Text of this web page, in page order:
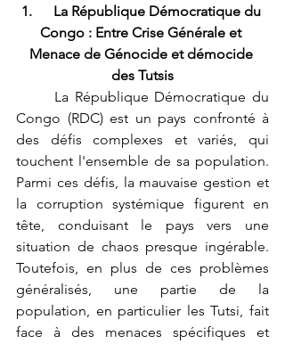
1.      La République Démocratique du
Congo : Entre Crise Générale et
Menace de Génocide et démocide
des Tutsis
Congo (RDC) est un pays confronté à
des défis complexes et variés, qui
touchent l'ensemble de sa population.
Parmi ces défis, la mauvaise gestion et
la corruption systémique figurent en
tête, conduisant le pays vers une
situation de chaos presque ingérable.
Toutefois, en plus de ces problèmes
généralisés, une partie de la
population, en particulier les Tutsi, fait
face à des menaces spécifiques et